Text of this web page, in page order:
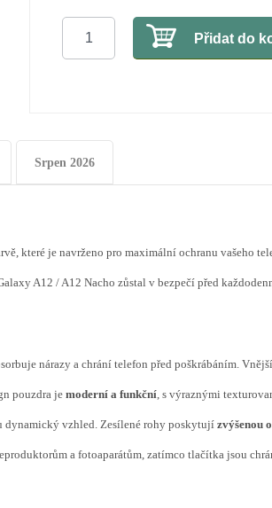
Přidat do
Srpen 2026
které je navrženo pro maximální ochranu vašeho
A12 / A12 Nacho zůstal v bezpečí před
nárazy a chrání telefon před poškrábáním.
pouzdra je moderní a funkční, s výraznými
dynamický vzhled. Zesílené rohy poskytují zvýšenou
a fotoaparátům, zatímco tlačítka jsou